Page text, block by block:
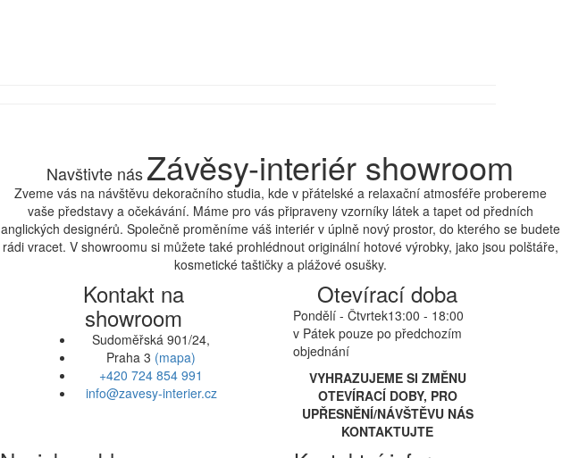
Navštivte násZávěsy-interiér showroom
Zveme vás na návštěvu dekoračního studia, kde v přátelské a relaxační atmosféře probereme
vaše představy a očekávání. Máme pro vás připraveny vzorníky látek a tapet od předních
anglických designérů. Společně proměníme váš interiér v úplně nový prostor, do kterého se budete
rádi vracet. V showroomu si můžete také prohlédnout originální hotové výrobky, jako jsou polštáře,
kosmetické taštičky a plážové osušky.
Kontakt na
showroom
Sudoměřská 901/24,
Praha 3 (mapa)
+420 724 854 991
info@zavesy-interier.cz
Otevírací doba
Pondělí - Čtvrtek13:00 - 18:00
v Pátek pouze po předchozím
objednání
VYHRAZUJEME SI ZMĚNU
OTEVÍRACÍ DOBY, PRO
UPŘESNĚNÍ/NÁVŠTĚVU NÁS
KONTAKTUJTE